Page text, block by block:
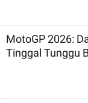
MotoGP 2026:
Tinggal Tunggu